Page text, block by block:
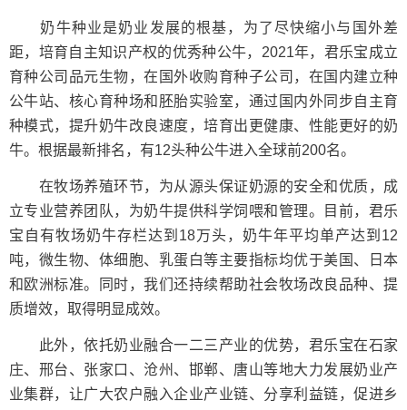
奶牛种业是奶业发展的根基，为了尽快缩小与国外差
距，培育自主知识产权的优秀种公牛，2021年，君乐宝成立
育种公司品元生物，在国外收购育种子公司，在国内建立种
公牛站、核心育种场和胚胎实验室，通过国内外同步自主育
种模式，提升奶牛改良速度，培育出更健康、性能更好的奶
牛。根据最新排名，有12头种公牛进入全球前200名。
在牧场养殖环节，为从源头保证奶源的安全和优质，成
立专业营养团队，为奶牛提供科学饲喂和管理。目前，君乐
宝自有牧场奶牛存栏达到18万头，奶牛年平均单产达到12
吨，微生物、体细胞、乳蛋白等主要指标均优于美国、日本
和欧洲标准。同时，我们还持续帮助社会牧场改良品种、提
质增效，取得明显成效。
此外，依托奶业融合一二三产业的优势，君乐宝在石家
庄、邢台、张家口、沧州、邯郸、唐山等地大力发展奶业产
业集群，让广大农户融入企业产业链、分享利益链，促进乡